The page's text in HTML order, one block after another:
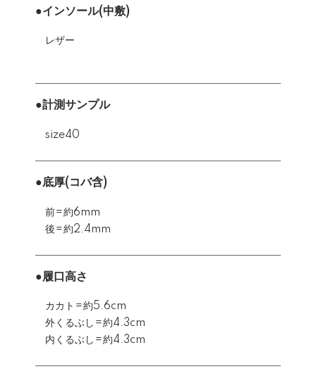
●インソール(中敷)
レザー
●計測サンプル
size40
●底厚(コバ含)
前=約6mm
後=約2.4mm
●履口高さ
カカト=約5.6cm
外くるぶし=約4.3cm
内くるぶし=約4.3cm